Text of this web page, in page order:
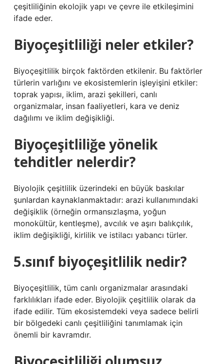
çeşitliliğinin ekolojik yapı ve çevre ile etkileşimini
ifade eder.
Biyoçeşitliliği neler etkiler?
Biyoçeşitlilik birçok faktörden etkilenir. Bu faktörler
türlerin varlığını ve ekosistemlerin işleyişini etkiler:
toprak yapısı, iklim, arazi şekilleri, canlı
organizmalar, insan faaliyetleri, kara ve deniz
dağılımı ve iklim değişikliği.
Biyoçeşitliliğe yönelik
tehditler nelerdir?
Biyolojik çeşitlilik üzerindeki en büyük baskılar
şunlardan kaynaklanmaktadır: arazi kullanımındaki
değişiklik (örneğin ormansızlaşma, yoğun
monokültür, kentleşme), avcılık ve aşırı balıkçılık,
iklim değişikliği, kirlilik ve istilacı yabancı türler.
5.sınıf biyoçeşitlilik nedir?
Biyoçeşitlilik, tüm canlı organizmalar arasındaki
farklılıkları ifade eder. Biyolojik çeşitlilik olarak da
ifade edilir. Tüm ekosistemdeki veya sadece belirli
bir bölgedeki canlı çeşitliliğini tanımlamak için
önemli bir kavramdır.